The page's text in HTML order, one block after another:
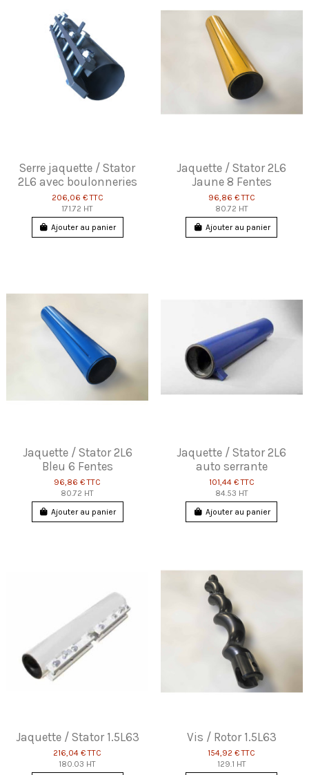
Serre jaquette / Stator
2L6 avec boulonneries
206,06 €TTC
171.72 HT
Ajouter au panier
Jaquette / Stator 2L6
Jaune 8 Fentes
96,86 €TTC
80.72 HT
Ajouter au panier
Jaquette / Stator 2L6
Bleu 6 Fentes
96,86 €TTC
80.72 HT
Ajouter au panier
Jaquette / Stator 2L6
auto serrante
101,44 €TTC
84.53 HT
Ajouter au panier
Jaquette / Stator 1.5L63
216,04 €TTC
180.03 HT
Vis / Rotor 1.5L63
154,92 €TTC
129.1 HT